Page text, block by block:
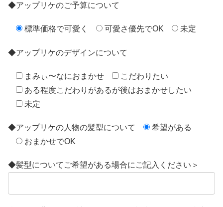
◆アップリケのご予算について
標準価格で可愛く 可愛さ優先でOK 未定
◆アップリケのデザインについて
まみぃ〜なにおまかせ
こだわりたい
ある程度こだわりがあるが後はおまかせしたい
未定
◆アップリケの人物の髪型について
希望がある
おまかせでOK
◆髪型についてご希望がある場合にご記入ください＞